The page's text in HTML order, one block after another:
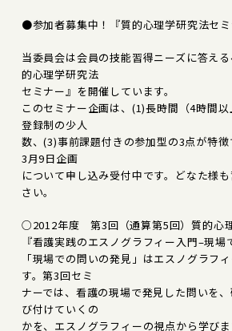
●参加者募集中！『質的心理学研究法セミ
当委員会は会員の技能習得ニーズに答え
的心理学研究法
セミナー』を開催しています。
このセミナー企画は、(1)長時間（4時間
登録制の少人
数、(3)事前課題付きの参加型の3点が特
3月9日企画
について申し込み受付中です。どなた様
さい。
○2012年度 第3回（通算第5回）質的心
『看護実践のエスノグラフィー入門–現場
「現場での問いの発見」はエスノグラフ
す。第3回セミ
ナーでは、看護の現場で発見した問いを
び付けていくの
かを、エスノグラフィーの視点から学び